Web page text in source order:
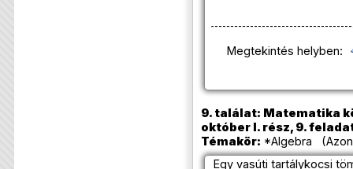
Megtekintés helyben:
9. találat: Matematika
október I. rész, 9.
Témakör: *Algebra
Egy vasúti tartálykocsi